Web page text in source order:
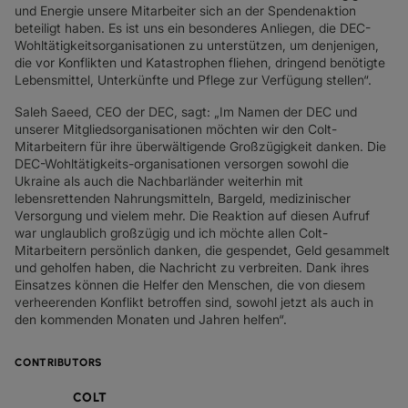
SD-WAN + SASE
LAN + DRAHTLOSES LAN
ALLE NETZWERKDIENSTE
CONTRIBUTORS
COLT
und Energie unsere Mitarbeiter sich an der Spendenaktion
beteiligt haben. Es ist uns ein besonderes Anliegen, die DEC-
Wohltätigkeitsorganisationen zu unterstützen, um denjenigen,
die vor Konflikten und Katastrophen fliehen, dringend benötigte
Lebensmittel, Unterkünfte und Pflege zur Verfügung stellen“.
Saleh Saeed, CEO der DEC, sagt: „Im Namen der DEC und
unserer Mitgliedsorganisationen möchten wir den Colt-
Mitarbeitern für ihre überwältigende Großzügigkeit danken. Die
DEC-Wohltätigkeits-organisationen versorgen sowohl die
Ukraine als auch die Nachbarländer weiterhin mit
lebensrettenden Nahrungsmitteln, Bargeld, medizinischer
Versorgung und vielem mehr. Die Reaktion auf diesen Aufruf
war unglaublich großzügig und ich möchte allen Colt-
Mitarbeitern persönlich danken, die gespendet, Geld gesammelt
und geholfen haben, die Nachricht zu verbreiten. Dank ihres
Einsatzes können die Helfer den Menschen, die von diesem
verheerenden Konflikt betroffen sind, sowohl jetzt als auch in
den kommenden Monaten und Jahren helfen“.